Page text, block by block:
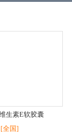
生素E软胶囊
[全国]